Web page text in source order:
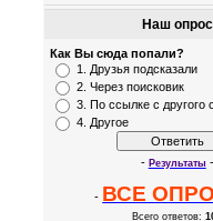
Наш опрос
Как Вы сюда попали?
1. Друзья подсказали
2. Через поисковик
3. По ссылке с другого
4. Другое
- Результаты -
- ВСЕ
Всего ответов: